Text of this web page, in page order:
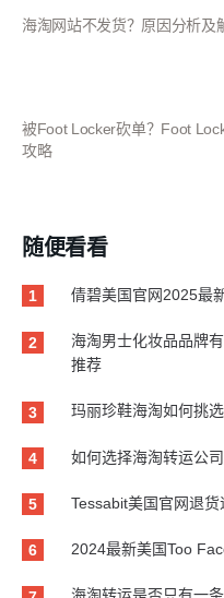
海淘网站不发货？原因分析及
被Foot Locker砍单？Foot
攻略
随便看看
1 倩碧美国官网2025最
2
海淘男士化妆品品牌
推荐
3 玛丽珍鞋海淘如何挑
4 如何选择海淘转运公
5 Tessabit美国官网退
6 2024最新美国Too